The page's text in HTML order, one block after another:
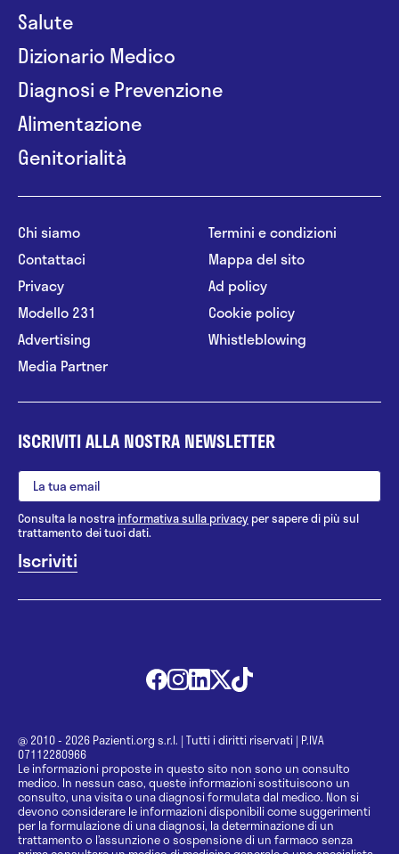
Salute
Dizionario Medico
Diagnosi e Prevenzione
Alimentazione
Genitorialità
Chi siamo
Contattaci
Privacy
Modello 231
Advertising
Media Partner
Termini e condizioni
Mappa del sito
Ad policy
Cookie policy
Whistleblowing
ISCRIVITI ALLA NOSTRA NEWSLETTER
Consulta la nostrainformativa sulla privacy per sapere di più sul
trattamento dei tuoi dati.
@ 2010 - 2026 Pazienti.org s.r.l. | Tutti i diritti riservati | P.IVA
07112280966
Le informazioni proposte in questo sito non sono un consulto
medico. In nessun caso, queste informazioni sostituiscono un
consulto, una visita o una diagnosi formulata dal medico. Non si
devono considerare le informazioni disponibili come suggerimenti
per la formulazione di una diagnosi, la determinazione di un
trattamento o l’assunzione o sospensione di un farmaco senza